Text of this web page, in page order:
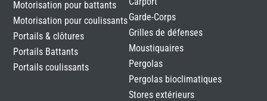
Motorisation pour battants
Motorisation pour coulissants
Portails & clôtures
Portails Battants
Portails coulissants
Garde-Corps
Grilles de défenses
Moustiquaires
Pergolas
Pergolas bioclimatiques
Stores extérieurs